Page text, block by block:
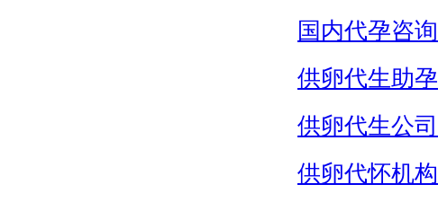
国内代孕咨询
供卵代生助孕
供卵代生公司
供卵代怀机构